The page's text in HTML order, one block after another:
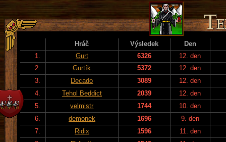
Hráč Výsledek
Den
1.
Gurt 6326
12. den
2.
Gurtík 5372
12. den
3.
Decado 3089
12. den
4.
Tehol Beddict 2039
12. den
5.
velmistr 1744
10. den
6.
demonek 1696
9. den
7.
Ridix 1596
11. den